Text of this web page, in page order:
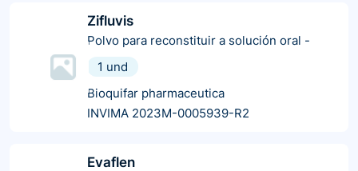
Zifluvis
Polvo para reconstituir a solución oral -
1 und
Bioquifar pharmaceutica
INVIMA 2023M-0005939-R2
Evaflen